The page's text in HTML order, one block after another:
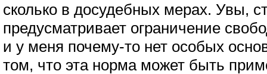
сколько в досудебных мерах. Увы,
предусматривает ограничение
и у меня почему-то нет особых
том, что эта норма может быть